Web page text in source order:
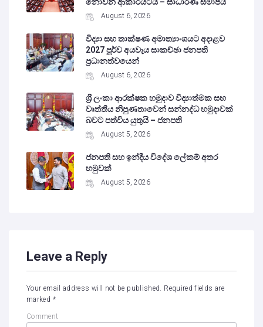
August 6, 2026
විද්‍යා සහ තාක්ෂණ අමාත්‍යාංශයට අදාළව
2027 පූර්ව අයවැය සාකච්ඡා ජනපති
ප්‍රධානත්වයෙන්
August 6, 2026
ශ්‍රී ලංකා ආරක්ෂක හමුදාව විද්‍යාත්මක සහ
වෘත්තීය නිපුණතාවෙන් සන්නද්ධ හමුදාවක්
බවට පත්විය යුතුයි – ජනපති
August 5, 2026
ජනපති සහ ඉන්දීය විදේශ ලේකම් අතර
හමුවක්
August 5, 2026
Leave a Reply
Your email address will not be published. Required fields are
marked *
Comment